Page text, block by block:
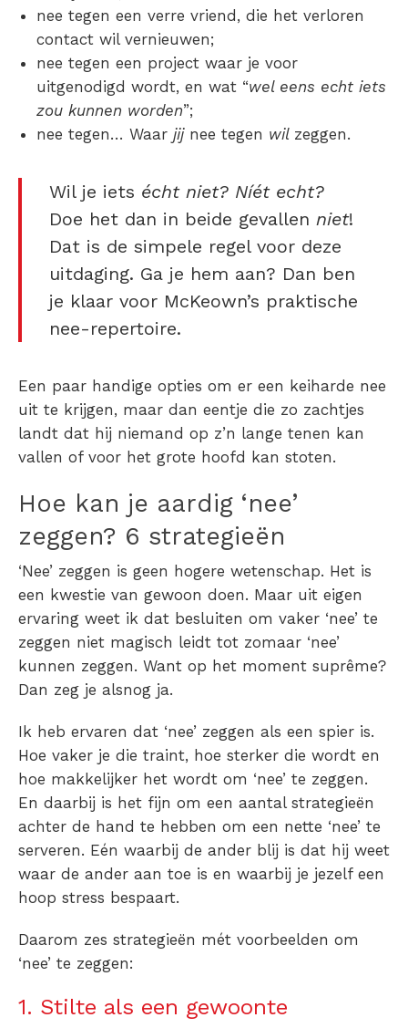
nee tegen een verre vriend, die het verloren
contact wil vernieuwen;
nee tegen een project waar je voor
uitgenodigd wordt, en wat “wel eens echt iets
zou kunnen worden”;
nee tegen… Waar jij nee tegen wil zeggen.
Wil je iets écht niet? Níét echt?
Doe het dan in beide gevallen niet!
Dat is de simpele regel voor deze
uitdaging. Ga je hem aan? Dan ben
je klaar voor McKeown’s praktische
nee-repertoire.
Een paar handige opties om er een keiharde nee
uit te krijgen, maar dan eentje die zo zachtjes
landt dat hij niemand op z’n lange tenen kan
vallen of voor het grote hoofd kan stoten.
Hoe kan je aardig ‘nee’
zeggen? 6 strategieën
‘Nee’ zeggen is geen hogere wetenschap. Het is
een kwestie van gewoon doen. Maar uit eigen
ervaring weet ik dat besluiten om vaker ‘nee’ te
zeggen niet magisch leidt tot zomaar ‘nee’
kunnen zeggen. Want op het moment suprême?
Dan zeg je alsnog ja.
Ik heb ervaren dat ‘nee’ zeggen als een spier is.
Hoe vaker je die traint, hoe sterker die wordt en
hoe makkelijker het wordt om ‘nee’ te zeggen.
En daarbij is het fijn om een aantal strategieën
achter de hand te hebben om een nette ‘nee’ te
serveren. Eén waarbij de ander blij is dat hij weet
waar de ander aan toe is en waarbij je jezelf een
hoop stress bespaart.
Daarom zes strategieën mét voorbeelden om
‘nee’ te zeggen:
1. Stilte als een gewoonte